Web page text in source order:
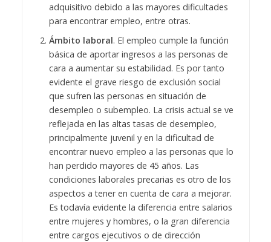
adquisitivo debido a las mayores dificultades
para encontrar empleo, entre otras.
Ámbito laboral. El empleo cumple la función
básica de aportar ingresos a las personas de
cara a aumentar su estabilidad. Es por tanto
evidente el grave riesgo de exclusión social
que sufren las personas en situación de
desempleo o subempleo. La crisis actual se ve
reflejada en las altas tasas de desempleo,
principalmente juvenil y en la dificultad de
encontrar nuevo empleo a las personas que lo
han perdido mayores de 45 años. Las
condiciones laborales precarias es otro de los
aspectos a tener en cuenta de cara a mejorar.
Es todavía evidente la diferencia entre salarios
entre mujeres y hombres, o la gran diferencia
entre cargos ejecutivos o de dirección